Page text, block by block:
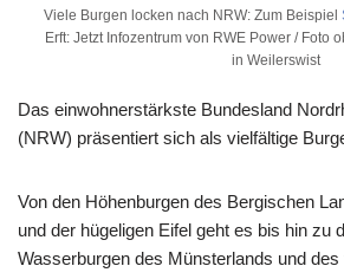
Viele Burgen locken nach NRW: Zum Beispiel
Erft: Jetzt Infozentrum von RWE Power / Foto
in Weilerswist
Das einwohnerstärkste Bundesland
(NRW) präsentiert sich als vielfältige
Von den Höhenburgen des Bergischen
und der hügeligen Eifel geht es bis hin zu
Wasserburgen des Münsterlands und